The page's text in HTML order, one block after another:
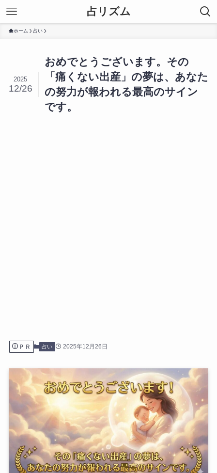
占リズム
ホーム 占い
おめでとうございます。その
「痛くない出産」の夢は、あなた
の努力が報われる最高のサイン
です。
2025
12/26
ＰＲ 占い 2025年12月26日